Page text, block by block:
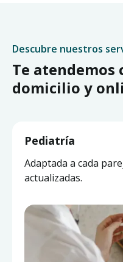
Descubre nuestros
Te atendemos
domicilio y
Pediatría
Adaptada a cada
actualizadas.